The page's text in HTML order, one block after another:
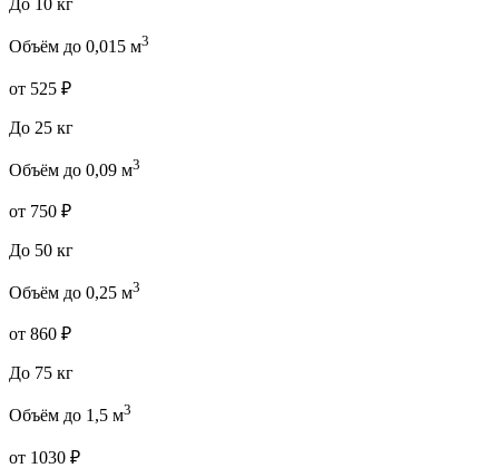
До 10 кг
Объём до 0,015 м3
от 525 ₽
До 25 кг
Объём до 0,09 м3
от 750 ₽
До 50 кг
Объём до 0,25 м3
от 860 ₽
До 75 кг
Объём до 1,5 м3
от 1030 ₽